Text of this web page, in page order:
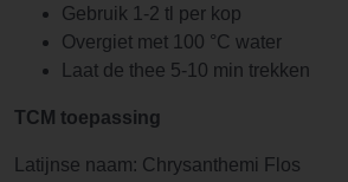
Gebruik 1-2 tl per kop
Overgiet met 100 °C water
Laat de thee 5-10 min trekken
TCM toepassing
Latijnse naam: Chrysanthemi Flos